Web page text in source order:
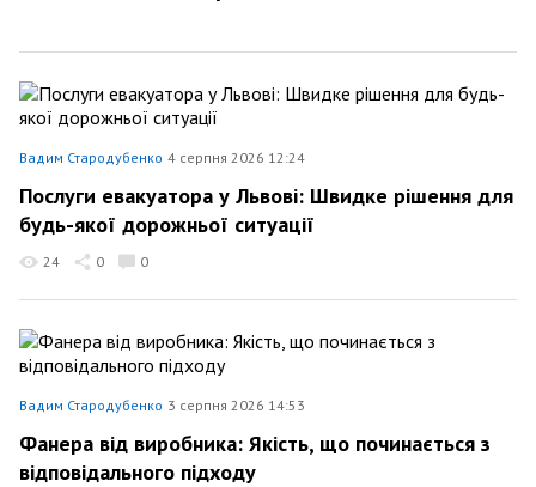
Вадим Стародубенко 4 серпня 2026 12:24
Послуги евакуатора у Львові: Швидке рішення для
будь-якої дорожньої ситуації
24 0 0
Вадим Стародубенко 3 серпня 2026 14:53
Фанера від виробника: Якість, що починається з
відповідального підходу